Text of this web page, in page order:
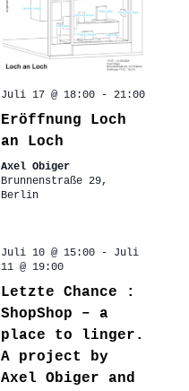
Juli 17 @ 18:00- 21:00
Eröffnung Loch
an Loch
Axel Obiger
Brunnenstraße 29,
Berlin
Juli 10 @ 15:00-
Juli
11 @ 19:00
Letzte Chance :
ShopShop – a
place to linger.
A project by
Axel Obiger and